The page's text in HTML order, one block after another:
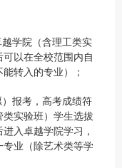
学院（含理工类实
以在全校范围内自
转入的专业）；
报考，高考成绩符
实验班）学生选拔
入卓越学院学习，
业（除艺术类等学